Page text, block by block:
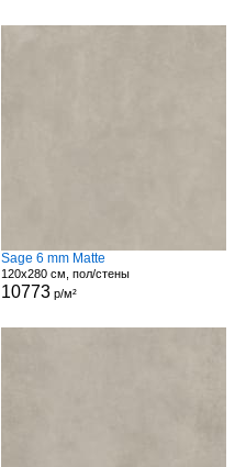
Sage 6 mm Matte
120x280 см, пол/стены
10773 р/м²